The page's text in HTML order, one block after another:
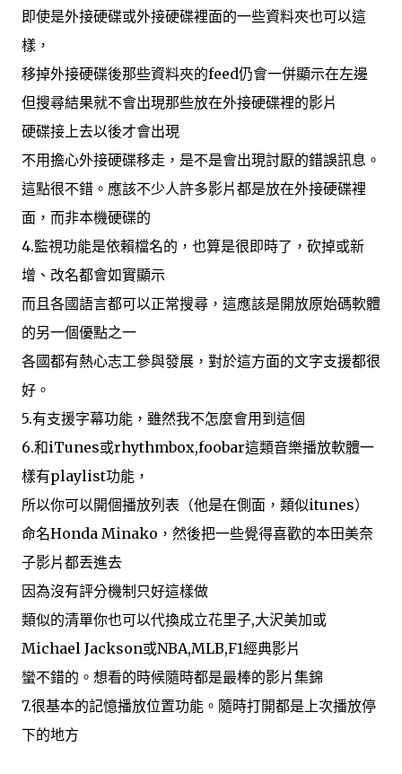
即使是外接硬碟或外接硬碟裡面的一些資料夾也可以這
樣，
移掉外接硬碟後那些資料夾的feed仍會一併顯示在左邊
但搜尋結果就不會出現那些放在外接硬碟裡的影片
硬碟接上去以後才會出現
不用擔心外接硬碟移走，是不是會出現討厭的錯誤訊息。
這點很不錯。應該不少人許多影片都是放在外接硬碟裡
面，而非本機硬碟的
4.監視功能是依賴檔名的，也算是很即時了，砍掉或新
增、改名都會如實顯示
而且各國語言都可以正常搜尋，這應該是開放原始碼軟體
的另一個優點之一
各國都有熱心志工參與發展，對於這方面的文字支援都很
好。
5.有支援字幕功能，雖然我不怎麼會用到這個
6.和iTunes或rhythmbox,foobar這類音樂播放軟體一
樣有playlist功能，
所以你可以開個播放列表（他是在側面，類似itunes）
命名Honda Minako，然後把一些覺得喜歡的本田美奈
子影片都丟進去
因為沒有評分機制只好這樣做
類似的清單你也可以代換成立花里子,大沢美加或
Michael Jackson或NBA,MLB,F1經典影片
蠻不錯的。想看的時候隨時都是最棒的影片集錦
7.很基本的記憶播放位置功能。隨時打開都是上次播放停
下的地方